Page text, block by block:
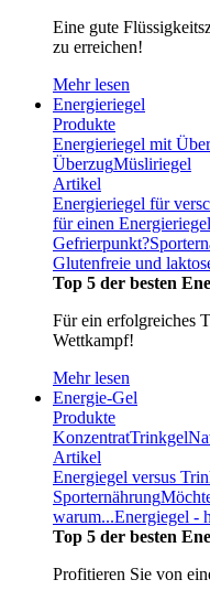
Eine gute
zu erreichen!
Mehr lesen
Energieriegel
Produkte
Energieriegel mit
ÜberzugMüsliriegel
Artikel
Energieriegel für
für einen Energieriegel
Gefrierpunkt?
Glutenfreie und
Top 5 der besten
Für ein erfolgreiches
Wettkampf!
Mehr lesen
Energie-Gel
Produkte
KonzentratTrinkgel
Artikel
Energiegel versus
Sporternährung
warum...Energiegel -
Top 5 der besten
Profitieren Sie von